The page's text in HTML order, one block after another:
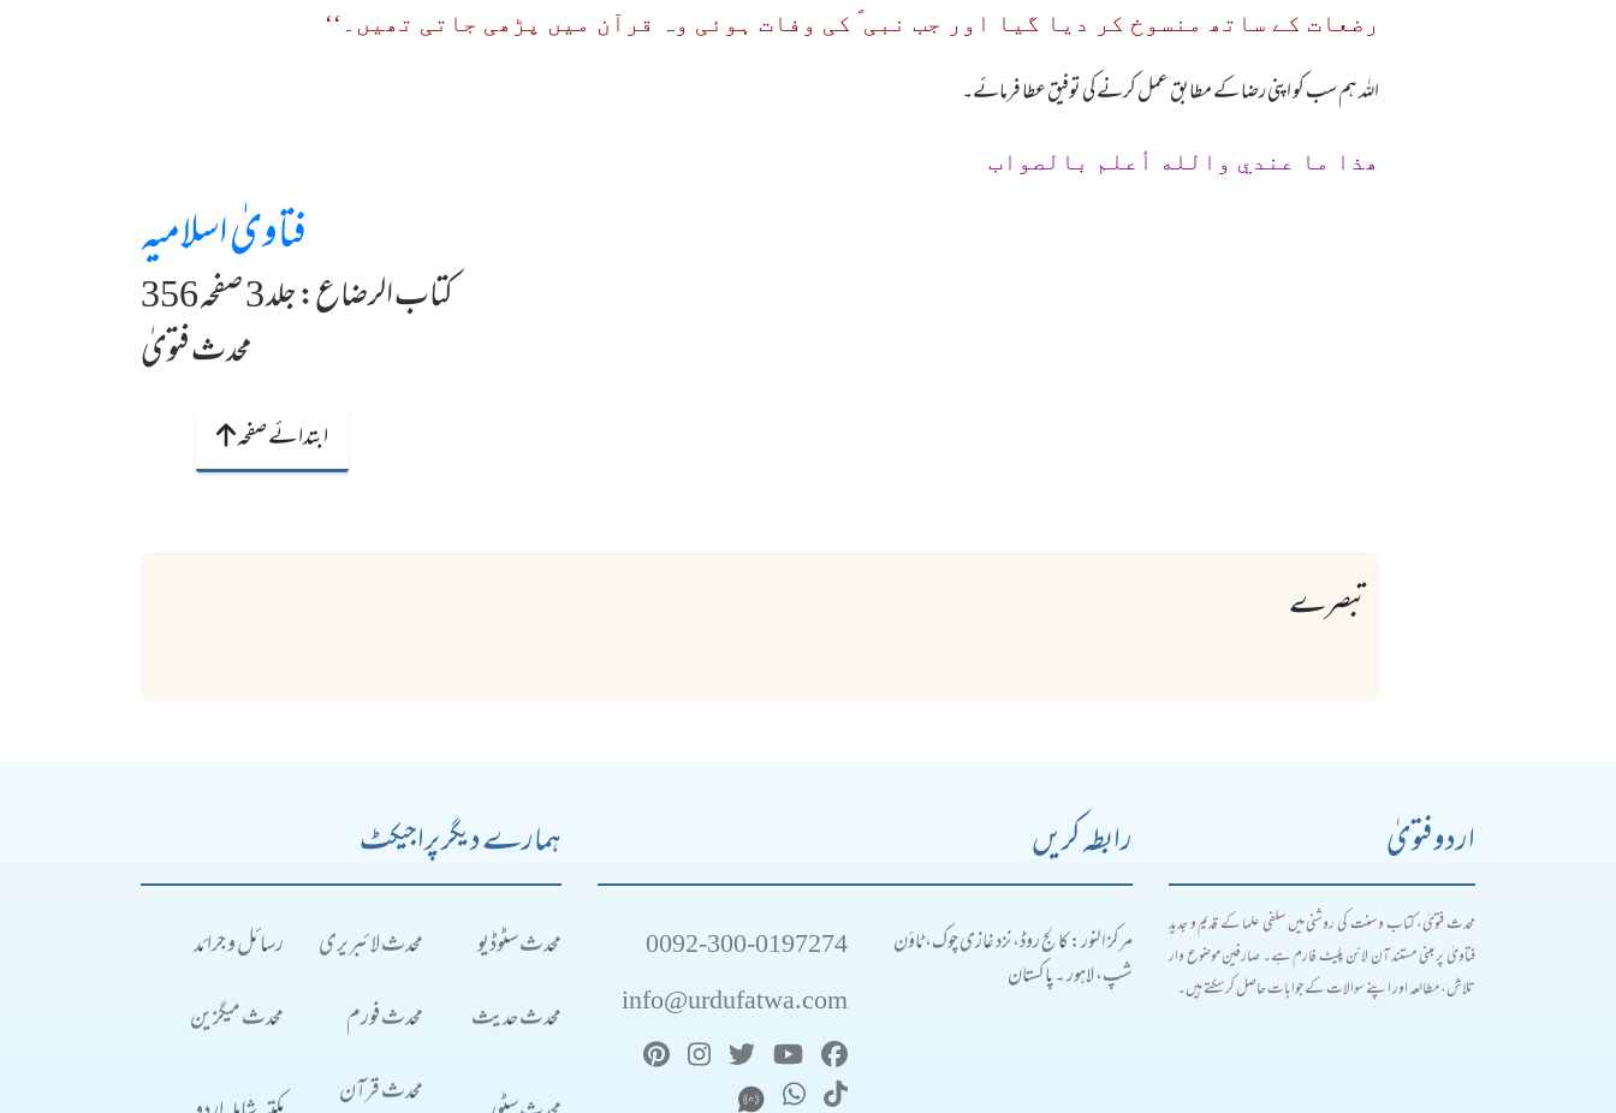
رضعات کے ساتھ منسوخ کر دیا گیا اور جب نبی ؐ کی وفات ہوئی وہ قرآن میں پڑھی جاتی تھیں۔‘‘
اللہ ہم سب کو اپنی رضا کے مطابق عمل کرنے کی توفیق عطا فرمائے۔
ھذا ما عندي والله أعلم بالصواب
فتاویٰ اسلامیہ
کتاب الرضاع: جلد 3 صفحہ 356
محدث فتویٰ
ابتدائے صفحہ
تبصرے
اردو فتویٰ
محدث فتویٰ، کتاب و سنت کی روشنی میں سلفی علما کے قدیم و جدید
فتاویٰ پر مبنی مستند آن لائن پلیٹ فارم ہے۔ صارفین موضوع وار
تلاش، مطالعہ اور اپنے سوالات کے جوابات حاصل کر سکتے ہیں۔
رابطہ کریں
مرکز النور: کالج روڈ، نزد غازی چوک، ٹاؤن
شپ، لاہور ۔ پاکستان
0092-300-0197274
info@urdufatwa.com
ہمارے دیگر پراجیکٹ
محدث سٹوڈیو محدث لائبریری
رسائل و جرائد
محدث حدیث
محدث فورم محدث میگزین
محدث قرآن